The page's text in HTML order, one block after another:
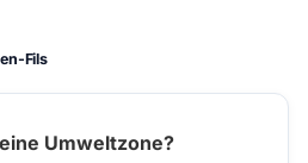
Fils
Umweltzone?